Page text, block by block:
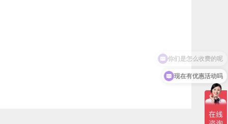
现在有优惠活动吗